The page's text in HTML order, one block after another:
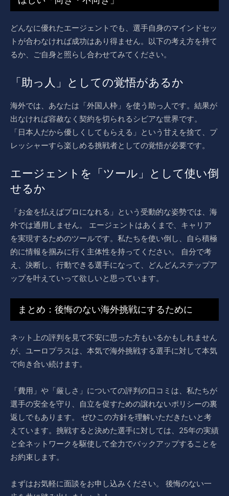
どんなに優れたエージェントでも、選手自身のマインドセッ
トが合わなければ成功はあり得ません。以下の考え方を持て
るか、ご自身と照らし合わせてみてください。
「助っ人」としての覚悟があるか
海外では、あなたは「外国人枠」を使う助っ人です。結果が
出なければ容赦なく契約を切られるシビアな世界です。
「日本人だから優しくしてもらえる」という甘えを捨て、プ
レッシャーすら楽しめる挑戦者としての覚悟が必要です。
エージェントを「ツール」として使い倒
せるか
「お金を払えばプロになれる」という受動的な姿勢では、海
外では通用しません。 エージェントはあくまで、キャリア
を実現するためのツールです。私たちを使い倒し、自ら積極
的に情報を掴みに行く主体性を持ってください。 自分で考
え、決断し、行動できる選手になって、どんどんステップア
ップを叶えていって欲しいと思っています。
まとめ：後悔のない海外挑戦にするために
ネット上の評判を見て不安に思った方もいるかもしれません
が、ユーロプラスは、本気で海外挑戦する選手に対して本気
で向き合い続けます。
「費用」や「厳しさ」についての評判の口コミは、私たちが
選手の安全を守り、自立を促すための譲れないポリシーの裏
返しでもあります。 ぜひこの方針を理解いただきたいと考
えています。挑戦すると決めた選手に対しては、25年の実績
と全ネットワークを駆使して全力でバックアップすることを
お約束します。
まずはお気軽に面談をお申し込みください。 後悔のない一